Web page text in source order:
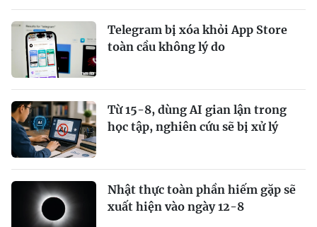
Telegram bị xóa khỏi App Store
toàn cầu không lý do
Từ 15-8, dùng AI gian lận trong
học tập, nghiên cứu sẽ bị xử lý
Nhật thực toàn phần hiếm gặp sẽ
xuất hiện vào ngày 12-8